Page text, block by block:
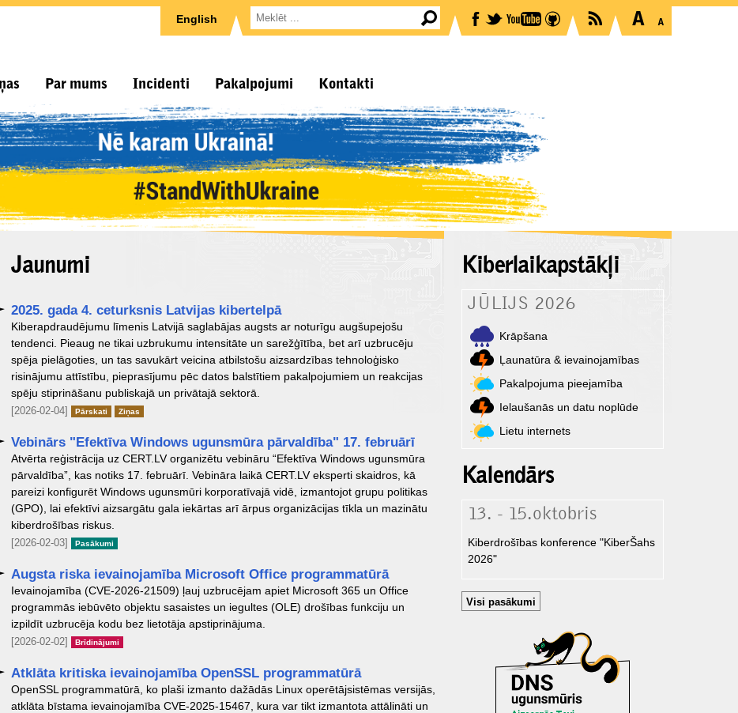
English
Par mums Incidenti Pakalpojumi Kontakti
Jaunumi
2025. gada 4. ceturksnis Latvijas kibertelpā
​Kiberapdraudējumu līmenis Latvijā saglabājas augsts ar noturīgu augšupejošu
tendenci. Pieaug ne tikai uzbrukumu intensitāte un sarežģītība, bet arī uzbrucēju
spēja pielāgoties, un tas savukārt veicina atbilstošu aizsardzības tehnoloģisko
risinājumu attīstību, pieprasījumu pēc datos balstītiem pakalpojumiem un reakcijas
spēju stiprināšanu publiskajā un privātajā sektorā.
[2026-02-04] Pārskati Ziņas
Vebinārs "Efektīva Windows ugunsmūra pārvaldība" 17. februārī
Atvērta reģistrācija uz CERT.LV organizētu vebināru “Efektīva Windows ugunsmūra
pārvaldība”, kas notiks 17. februārī. Vebināra laikā CERT.LV eksperti skaidros, kā
pareizi konfigurēt Windows ugunsmūri korporatīvajā vidē, izmantojot grupu politikas
(GPO), lai efektīvi aizsargātu gala iekārtas arī ārpus organizācijas tīkla un mazinātu
kiberdrošības riskus.
[2026-02-03] Pasākumi
Augsta riska ievainojamība Microsoft Office programmatūrā
Ievainojamība (CVE-2026-21509) ļauj uzbrucējam apiet Microsoft 365 un Office
programmās iebūvēto objektu sasaistes un iegultes (OLE) drošības funkciju un
izpildīt uzbrucēja kodu bez lietotāja apstiprinājuma.
[2026-02-02] Brīdinājumi
Atklāta kritiska ievainojamība OpenSSL programmatūrā
OpenSSL programmatūrā, ko plaši izmanto dažādās Linux operētājsistēmas versijās,
atklāta bīstama ievainojamība CVE-2025-15467, kura var tikt izmantota attālināti un
Kiberlaikapstākļi
JŪLIJS 2026
Krāpšana
Ļaunatūra & ievainojamības
Pakalpojuma pieejamība
Ielaušanās un datu noplūde
Lietu internets
Kalendārs
13. - 15.oktobris
Kiberdrošības konference "KiberŠahs
2026"
Visi pasākumi